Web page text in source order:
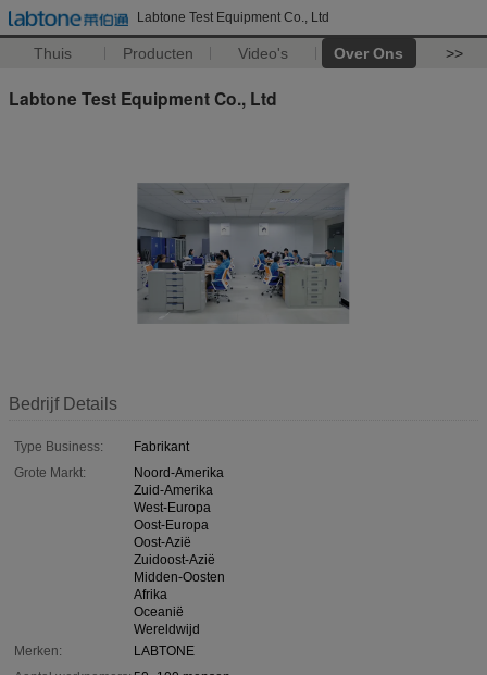
Labtone Test Equipment Co., Ltd
Thuis Producten Video's Over Ons >>
Labtone Test Equipment Co., Ltd
Bedrijf Details
Type Business:
Fabrikant
Grote Markt:
Noord-Amerika
Zuid-Amerika
West-Europa
Oost-Europa
Oost-Azië
Zuidoost-Azië
Midden-Oosten
Afrika
Oceanië
Wereldwijd
Merken:
LABTONE